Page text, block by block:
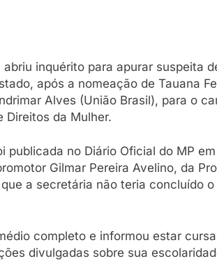
inquérito para apurar suspeita
após a nomeação de Tauana
Alves (União Brasil), para o
Direitos da Mulher.
no Diário Oficial do MP
Gilmar Pereira Avelino, da
a secretária não teria concluído
completo e informou estar
divulgadas sobre sua